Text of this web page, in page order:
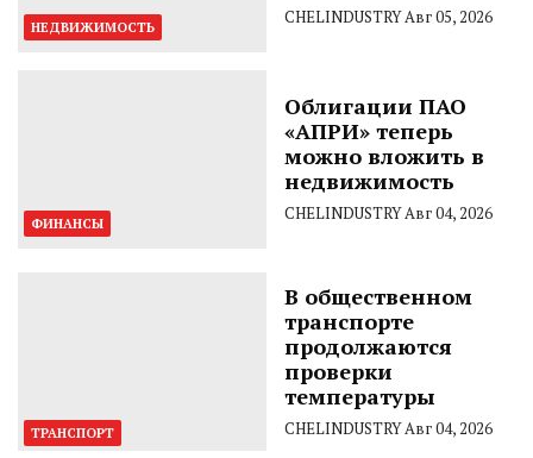
НЕДВИЖИМОСТЬ CHELINDUSTRYАвг 05, 2026
ФИНАНСЫ
Облигации ПАО
«АПРИ» теперь
можно вложить в
недвижимость
CHELINDUSTRYАвг 04, 2026
ТРАНСПОРТ
В общественном
транспорте
продолжаются
проверки
температуры
CHELINDUSTRYАвг 04, 2026